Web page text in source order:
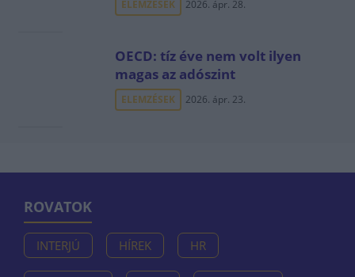
ELEMZÉSEK 2026. ápr. 28.
OECD: tíz éve nem volt ilyen
magas az adószint
ELEMZÉSEK 2026. ápr. 23.
ROVATOK
INTERJÚ HÍREK HR